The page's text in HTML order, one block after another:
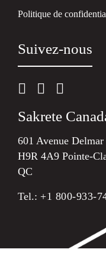
Politique de
Suivez-nous
Sakrete
601 Avenue Delmar
H9R 4A9 Pointe-
QC
Tel.: +1 800-933-